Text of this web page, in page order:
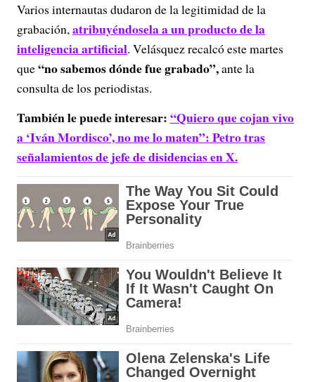
Varios internautas dudaron de la legitimidad de la
grabación,atribuyéndosela a un producto de la
inteligencia artificial. Velásquez recalcó este martes
que“no sabemos dónde fue grabado”,ante la
consulta de los periodistas.
También le puede interesar:“Quiero que cojan vivo
a ‘Iván Mordisco’, no me lo maten”: Petro tras
señalamientos de jefe de disidencias en X.